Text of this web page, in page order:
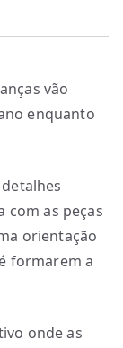
vão
enquanto
com as peças
orientação
formarem a
onde as